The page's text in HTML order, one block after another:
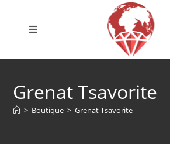
Grenat Tsavorite
> Boutique > Grenat Tsavorite